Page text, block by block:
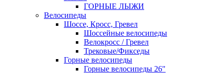
ГОРНЫЕ ЛЫЖИ
Велосипеды
Шоссе, Кросс, Гревел
Шоссейные велосипеды
Велокросс / Гревел
Трековые/Фикседы
Горные велосипеды
Горные велосипеды 26"